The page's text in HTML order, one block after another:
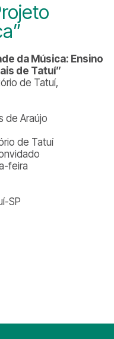
da Música: Ensino
de Tatuí”
de Tatuí,
de Araújo
de Tatuí
feira
SP